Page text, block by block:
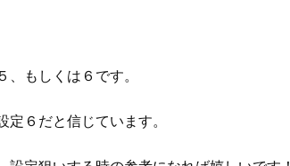
もしくは６です。
６だと信じています。